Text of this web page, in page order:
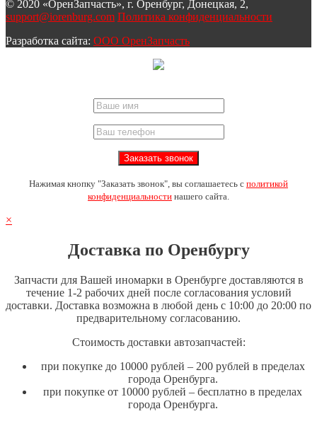
© 2020 «ОренЗапчасть», г. Оренбург, Донецкая, 2,
support@iorenburg.com Политика конфиденциальности
Разработка сайта: ООО ОренЗапчасть
Нажимая кнопку "Заказать звонок", вы соглашаетесь с политикой
конфиденциальности нашего сайта.
×
Доставка по Оренбургу
Запчасти для Вашей иномарки в Оренбурге доставляются в
течение 1-2 рабочих дней после согласования условий
доставки. Доставка возможна в любой день с 10:00 до 20:00 по
предварительному согласованию.
Стоимость доставки автозапчастей:
при покупке до 10000 рублей – 200 рублей в пределах
города Оренбурга.
при покупке от 10000 рублей – бесплатно в пределах
города Оренбурга.